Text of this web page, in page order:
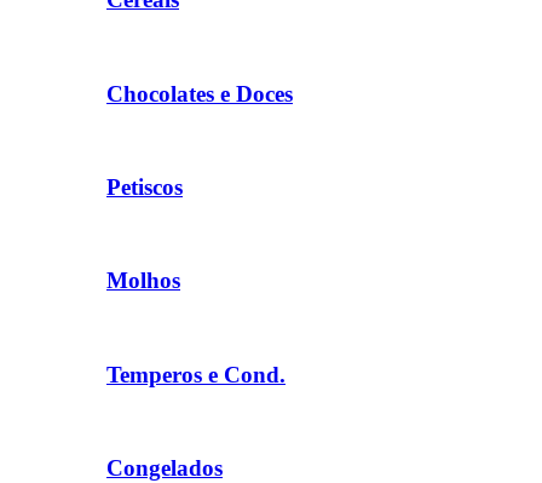
Chocolates e Doces
Petiscos
Molhos
Temperos e Cond.
Congelados